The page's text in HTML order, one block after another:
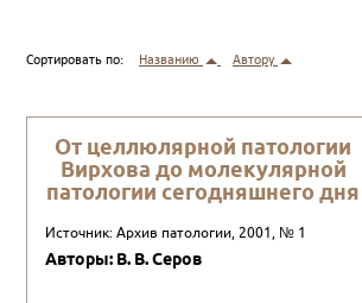
Сортировать по: Названию Автору
От целлюлярной патологии
Вирхова до молекулярной
патологии сегодняшнего дня
Источник: Архив патологии, 2001, № 1
Авторы: В. В. Серов